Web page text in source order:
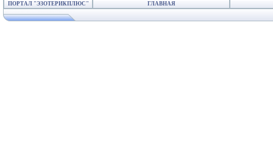
ПОРТАЛ "ЭЗОТЕРИКПЛЮС" ГЛАВНАЯ